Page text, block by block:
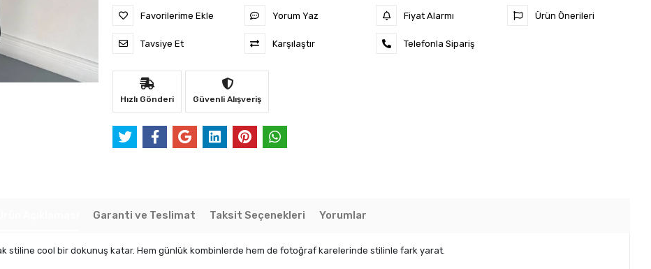
Favorilerime Ekle
Tavsiye Et
Yorum Yaz
Karşılaştır
Fiyat Alarmı
Telefonla Sipariş
Ürün Önerileri
Hızlı Gönderi Güvenli Alışveriş
Garanti ve Teslimat Taksit Seçenekleri Yorumlar
stiline cool bir dokunuş katar. Hem günlük kombinlerde hem de fotoğraf karelerinde stilinle fark yarat.